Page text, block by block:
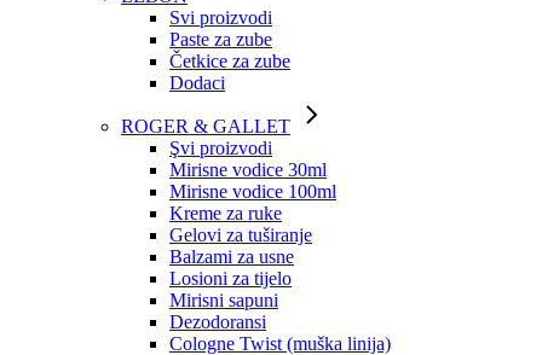
Svi proizvodi
Paste za zube
Četkice za zube
Dodaci
ROGER & GALLET
Şvi proizvodi
Mirisne vodice 30ml
Mirisne vodice 100ml
Kreme za ruke
Gelovi za tuširanje
Balzami za usne
Losioni za tijelo
Mirisni sapuni
Dezodoransi
Cologne Twist (muška linija)